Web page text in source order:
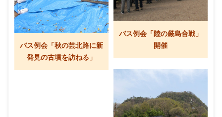
バス例会「陸の厳島合戦」
開催
バス例会「秋の芸北路に新
発見の古墳を訪ねる」